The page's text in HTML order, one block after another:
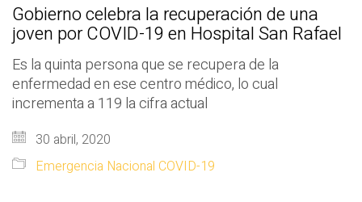
Gobierno celebra la recuperación de una
joven por COVID-19 en Hospital San Rafael
Es la quinta persona que se recupera de la
enfermedad en ese centro médico, lo cual
incrementa a 119 la cifra actual
30 abril, 2020
Emergencia Nacional COVID-19